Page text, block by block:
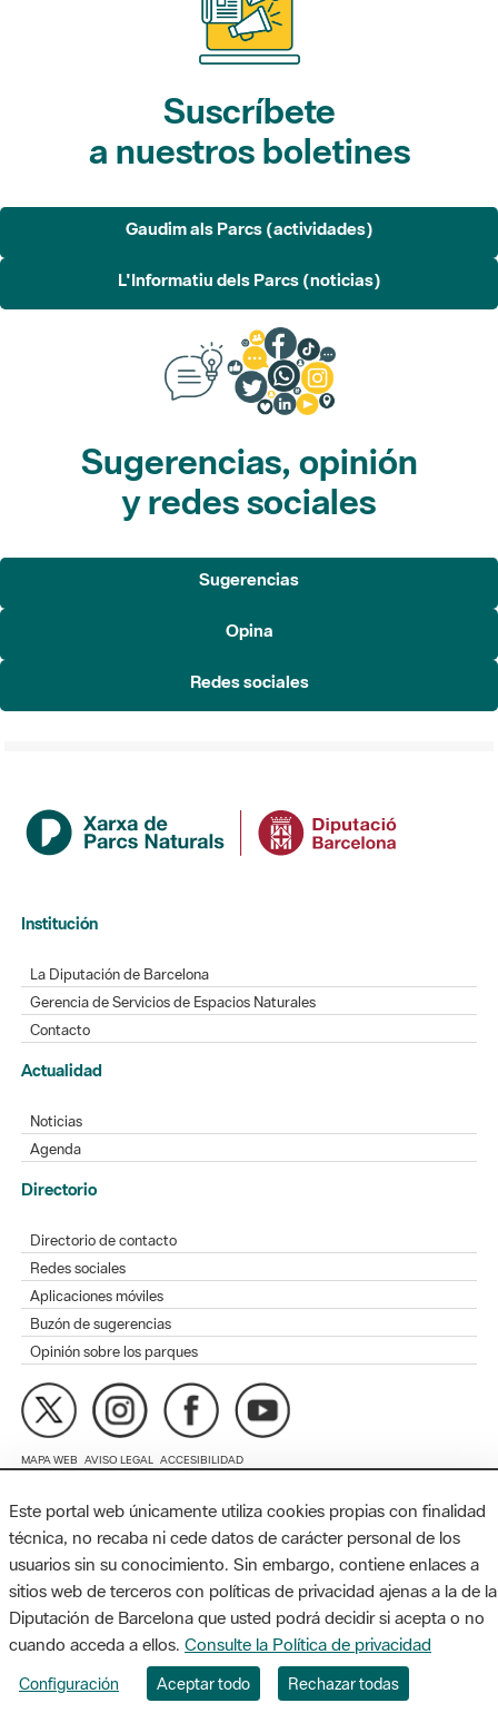
Suscríbete
a nuestros boletines
Gaudim als Parcs (actividades)
Sugerencias, opinión
y redes sociales
Sugerencias
Institución
Gerencia de Servicios de Espacios Naturales
Actualidad
Noticias
Agenda
Directorio de contacto
Redes sociales
Buzón de sugerencias
Opinión sobre los parques
MAPA WEB AVISO LEGAL ACCESIBILIDAD
Diputación de Barcelona. Edifici Llacuna, 1a planta. Badajoz, 49.
08005 Barcelona. Tel. 934 022 428 / xarxaparcs@diba.cat
Este portal web únicamente utiliza cookies propias con finalidad
técnica, no recaba ni cede datos de carácter personal de los
usuarios sin su conocimiento. Sin embargo, contiene enlaces a
sitios web de terceros con políticas de privacidad ajenas a la de la
Diputación de Barcelona que usted podrá decidir si acepta o no
cuando acceda a ellos. Consulte la Política de privacidad
Configuración Aceptar todo Rechazar todas